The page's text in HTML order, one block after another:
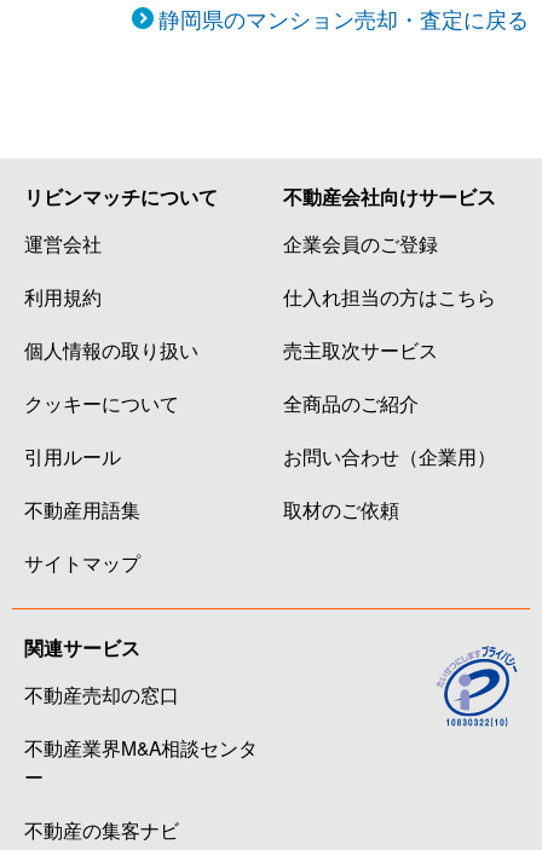
静岡県のマンション売却・査定に戻る
リビンマッチについて
運営会社
利用規約
個人情報の取り扱い
クッキーについて
引用ルール
不動産用語集
サイトマップ
不動産会社向けサービス
企業会員のご登録
仕入れ担当の方はこちら
売主取次サービス
全商品のご紹介
お問い合わせ（企業用）
取材のご依頼
関連サービス
不動産売却の窓口
不動産業界M&A相談センタ
ー
不動産の集客ナビ